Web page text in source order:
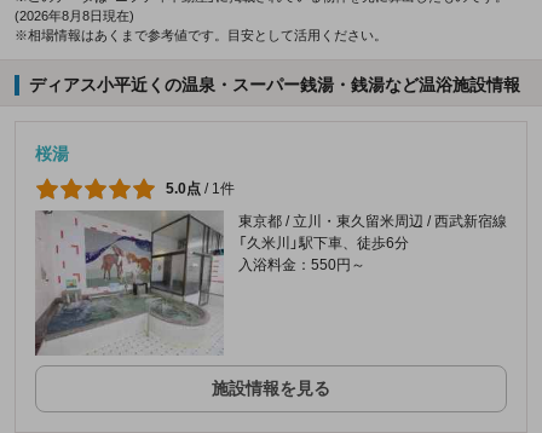
(2026年8月8日現在)
※相場情報はあくまで参考値です。目安として活用ください。
ディアス小平近くの温泉・スーパー銭湯・銭湯など温浴施設情報
桜湯
5.0点 / 1件
東京都 / 立川・東久留米周辺 / 西武新宿線
「久米川」駅下車、徒歩6分
入浴料金：550円～
施設情報を見る